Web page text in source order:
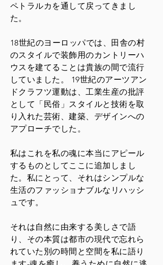
ペトラルカを通して戻ってきまし
た。
18世紀のヨーロッパでは、田舎の村
のスタイルで装飾用のカントリーハ
ウスを建てることは貴族の間で流行
していました。 19世紀のアーツアン
ドクラフツ運動は、工業生産の批評
として「民俗」スタイルと技術を取
り入れた芸術、建築、デザインへの
アプローチでした。
私はこれを私の魂に本当にアピール
するものとしてここに追加しまし
た。私にとって、それはシンプルな
生活のファッショナブルなリハッシ
ュです。
それは自然に由来する美しさで語
り、その本質は都市の現代で忘れら
れていた別の時間と空間を私に語り